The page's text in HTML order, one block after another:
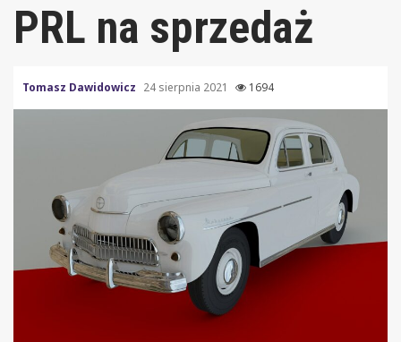
PRL na sprzedaż
Tomasz Dawidowicz 24 sierpnia 2021 1694